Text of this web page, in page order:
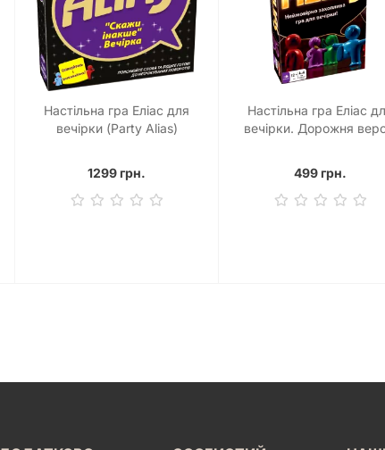
Настільна гра Еліас для
вечірки (Party Alias)
1299 грн.
Настільна гра Еліас
вечірки. Дорожня
499 грн.